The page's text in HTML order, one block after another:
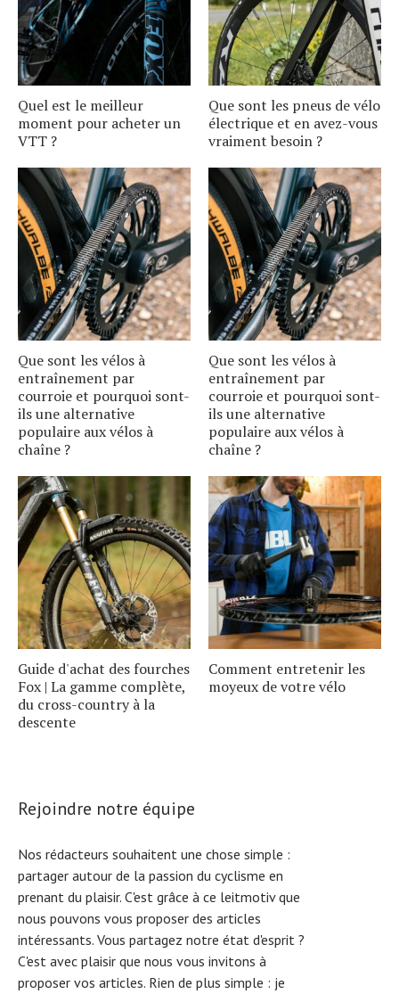
Quel est le meilleur
moment pour acheter un
VTT ?
Que sont les pneus de vélo
électrique et en avez-vous
vraiment besoin ?
Que sont les vélos à
entraînement par
courroie et pourquoi sont-
ils une alternative
populaire aux vélos à
chaîne ?
Que sont les vélos à
entraînement par
courroie et pourquoi sont-
ils une alternative
populaire aux vélos à
chaîne ?
Guide d'achat des fourches
Fox | La gamme complète,
du cross-country à la
descente
Comment entretenir les
moyeux de votre vélo
Rejoindre notre équipe
Nos rédacteurs souhaitent une chose simple :
partager autour de la passion du cyclisme en
prenant du plaisir. C'est grâce à ce leitmotiv que
nous pouvons vous proposer des articles
intéressants. Vous partagez notre état d'esprit ?
C'est avec plaisir que nous vous invitons à
proposer vos articles. Rien de plus simple : je